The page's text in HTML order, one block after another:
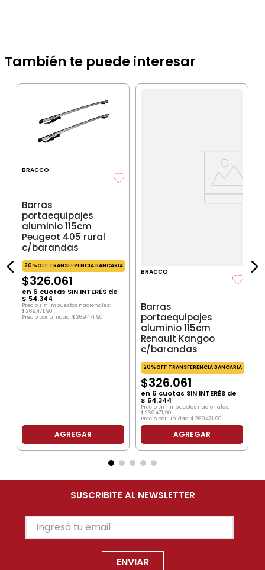
También te puede interesar
BRACCO
Barras
portaequipajes
aluminio 115cm
Peugeot 405 rural
c/barandas
20%OFF TRANSFERENCIA BANCARIA
$326.061
en 6 cuotas SIN INTERÉS de
$ 54.344
Precio sin impuestos nacionales:
$ 269.471,90
Precio por unidad:$ 269.471,90
AGREGAR
BRACCO
Barras
portaequipajes
aluminio 115cm
Renault Kangoo
c/barandas
20%OFF TRANSFERENCIA BANCARIA
$326.061
en 6 cuotas SIN INTERÉS de
$ 54.344
Precio sin impuestos nacionales:
$ 269.471,90
Precio por unidad:$ 269.471,90
AGREGAR
SUSCRIBITE AL NEWSLETTER
ENVIAR